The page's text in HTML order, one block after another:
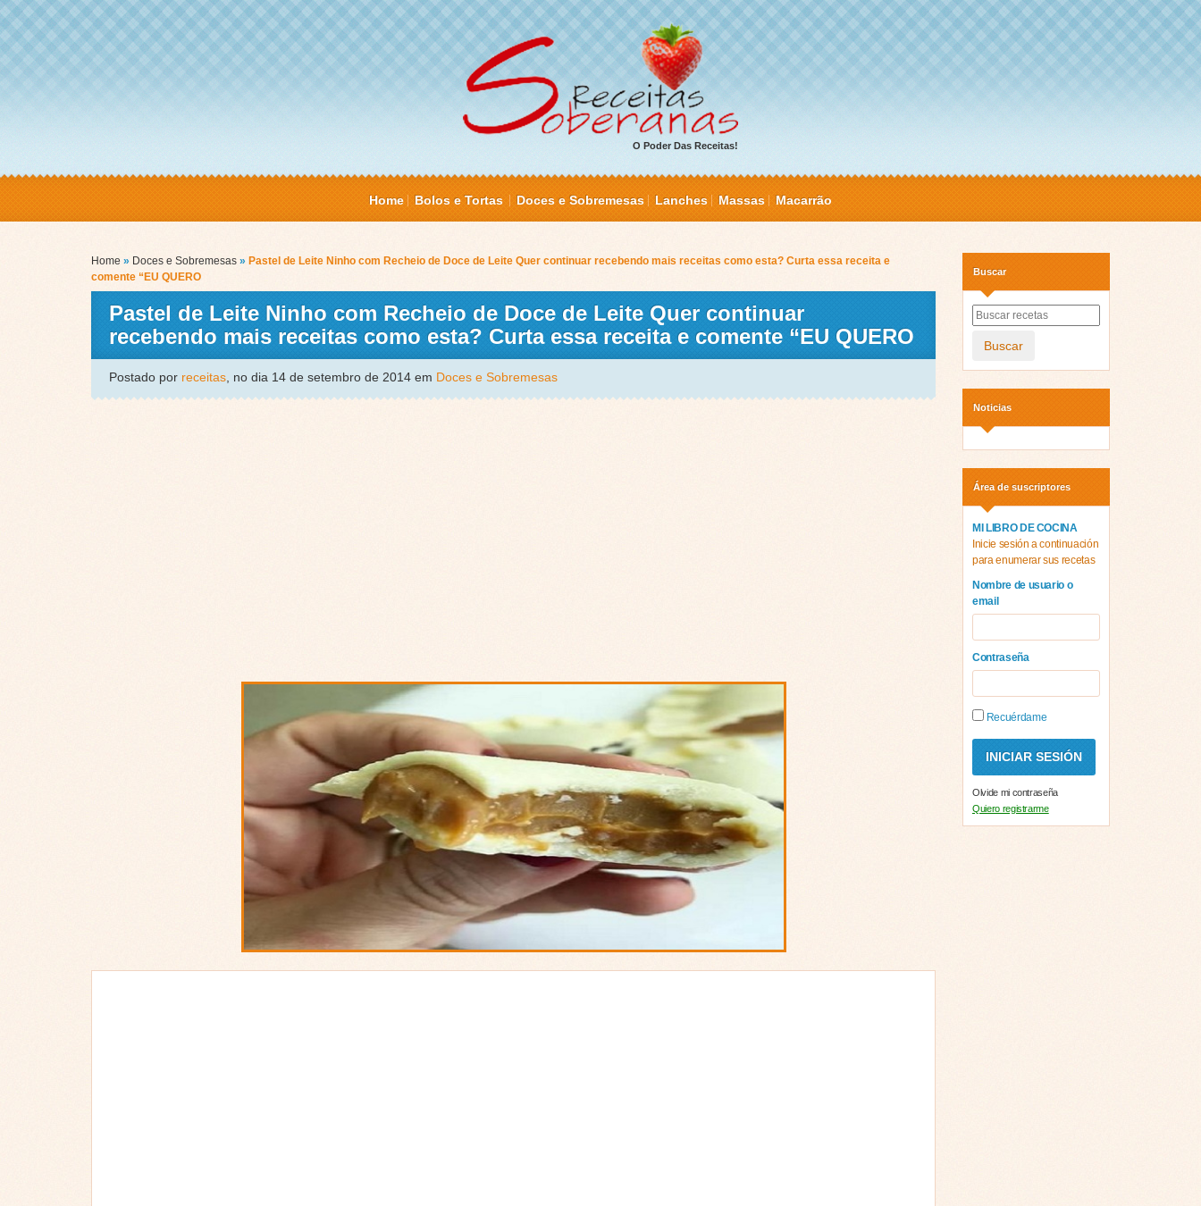
O Poder Das Receitas!
Home Bolos e Tortas Doces e Sobremesas Lanches Massas Macarrão
Home » Doces e Sobremesas » Pastel de Leite Ninho com Recheio de Doce de Leite Quer continuar recebendo mais receitas como esta? Curta essa receita e
comente “EU QUERO
Pastel de Leite Ninho com Recheio de Doce de Leite Quer continuar
recebendo mais receitas como esta? Curta essa receita e comente “EU QUERO
Postado por receitas , no dia 14 de setembro de 2014 em Doces e Sobremesas
Buscar
Buscar
Noticias
Área de suscriptores
MI LIBRO DE COCINA
Inicie sesión a continuación
para enumerar sus recetas
Nombre de usuario o
email
Contraseña
Recuérdame
Olvide mi contraseña
Quiero registrarme